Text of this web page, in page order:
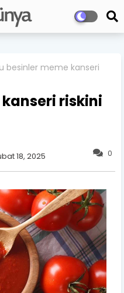
besinler meme kanseri
riskini
0
18, 2025